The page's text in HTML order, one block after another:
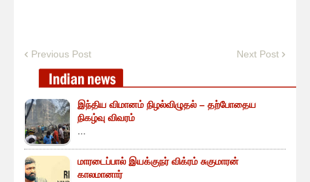
Previous Post Next Post
இந்திய விமானம் நிழல்விழுதல் – தற்போதைய
நிகழ்வு விவரம்
மாரடைப்பால் இயக்குநர் விக்ரம் சுகுமாரன்
காலமானார்